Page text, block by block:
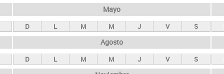
Mayo
D L M M J V S
Agosto
D L M M J V S